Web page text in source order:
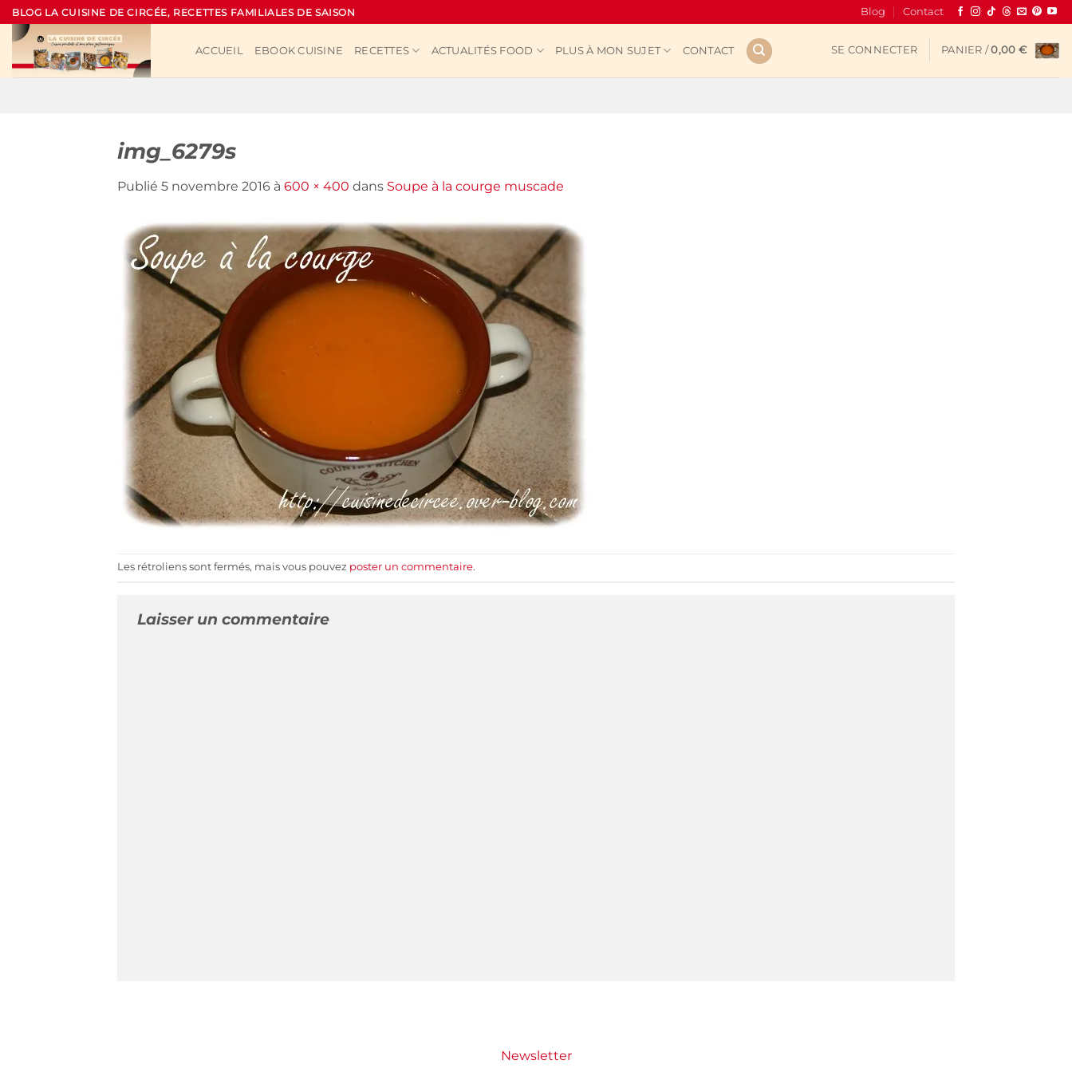
Passer
au
contenu
BLOG LA CUISINE DE CIRCÉE, RECETTES FAMILIALES DE SAISON Blog Contact
ACCUEIL EBOOK CUISINE RECETTES ACTUALITÉS FOOD PLUS À MON SUJET CONTACT SE CONNECTER PANIER /0,00 €
img_6279s
Publié 5 novembre 2016 à 600 × 400 dans Soupe à la courge muscade
Les rétroliens sont fermés, mais vous pouvez poster un commentaire.
Laisser un commentaire
Newsletter